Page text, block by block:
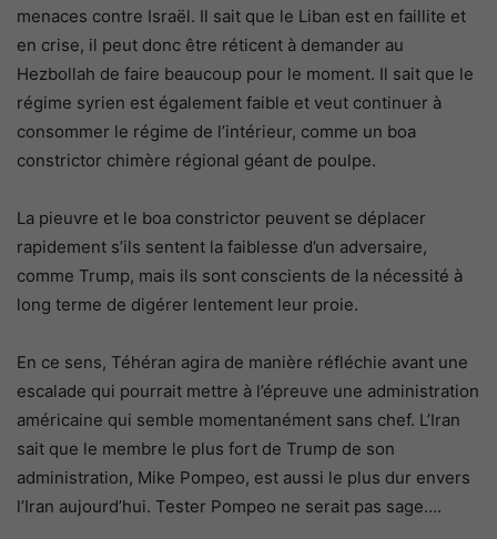
menaces contre Israël. Il sait que le Liban est en faillite et
en crise, il peut donc être réticent à demander au
Hezbollah de faire beaucoup pour le moment. Il sait que le
régime syrien est également faible et veut continuer à
consommer le régime de l’intérieur, comme un boa
constrictor chimère régional géant de poulpe.
La pieuvre et le boa constrictor peuvent se déplacer
rapidement s’ils sentent la faiblesse d’un adversaire,
comme Trump, mais ils sont conscients de la nécessité à
long terme de digérer lentement leur proie.
En ce sens, Téhéran agira de manière réfléchie avant une
escalade qui pourrait mettre à l’épreuve une administration
américaine qui semble momentanément sans chef. L’Iran
sait que le membre le plus fort de Trump de son
administration, Mike Pompeo, est aussi le plus dur envers
l’Iran aujourd’hui. Tester Pompeo ne serait pas sage….